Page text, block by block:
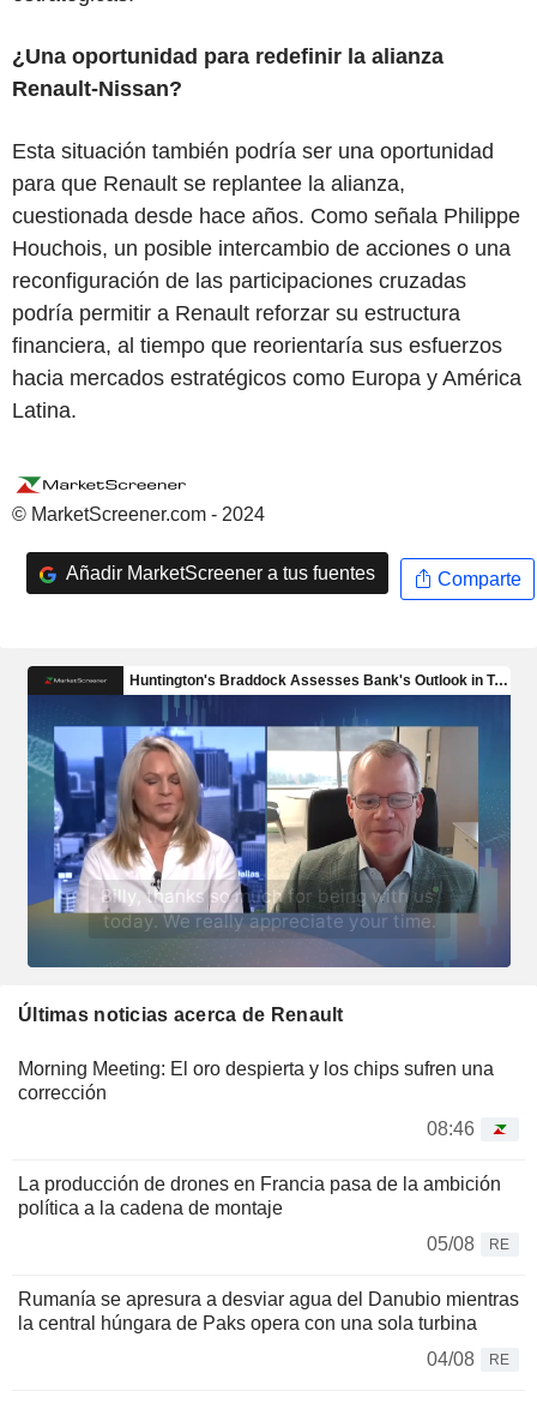
¿Una oportunidad para redefinir la alianza
Renault-Nissan?
Esta situación también podría ser una oportunidad
para que Renault se replantee la alianza,
cuestionada desde hace años. Como señala Philippe
Houchois, un posible intercambio de acciones o una
reconfiguración de las participaciones cruzadas
podría permitir a Renault reforzar su estructura
financiera, al tiempo que reorientaría sus esfuerzos
hacia mercados estratégicos como Europa y América
Latina.
© MarketScreener.com - 2024
Añadir MarketScreener a tus fuentes Comparte
Últimas noticias acerca de Renault
Morning Meeting: El oro despierta y los chips sufren una
corrección
08:46
La producción de drones en Francia pasa de la ambición
política a la cadena de montaje
05/08
RE
Rumanía se apresura a desviar agua del Danubio mientras
la central húngara de Paks opera con una sola turbina
04/08
RE